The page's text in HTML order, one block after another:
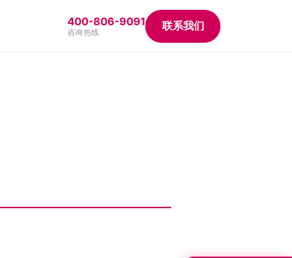
400-806-9091
咨询热线 联系我们